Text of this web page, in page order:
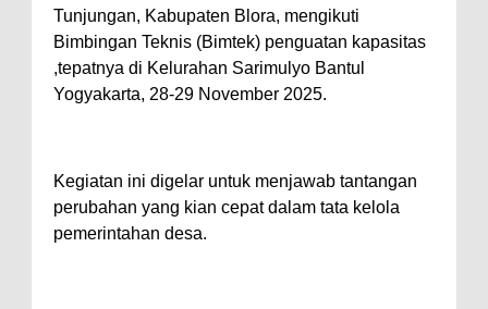
Tunjungan, Kabupaten Blora, mengikuti
Bimbingan Teknis (Bimtek) penguatan kapasitas
,tepatnya di Kelurahan Sarimulyo Bantul
Yogyakarta, 28-29 November 2025.
Kegiatan ini digelar untuk menjawab tantangan
perubahan yang kian cepat dalam tata kelola
pemerintahan desa.